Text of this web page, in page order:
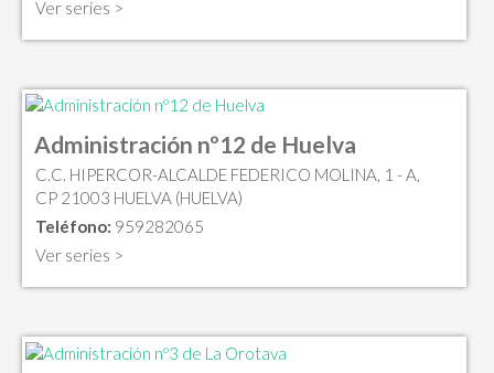
Ver series >
Administración nº12 de Huelva
C.C. HIPERCOR-ALCALDE FEDERICO MOLINA, 1 - A,
CP 21003 HUELVA (HUELVA)
Teléfono: 959282065
Ver series >